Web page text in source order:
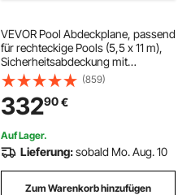
VEVOR Pool Abdeckplane, passend
für rechteckige Pools (5,5 x 11 m),
Sicherheitsabdeckung mit
Ablauflöchern, Blickdichte
Netzabdeckung für
Schwimmbecken, Winter-
Sicherheitsabdeckung, Grün
(859)
33290€
Auf Lager.
Lieferung:sobald Mo. Aug. 10
Zum Warenkorb hinzufügen